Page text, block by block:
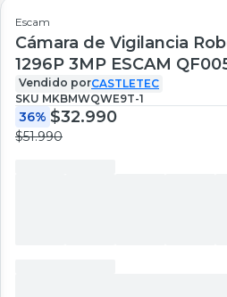
Escam
Cámara de Vigilancia
1296P 3MP ESCAM
Vendido porCASTLETEC
SKU MKBMWQWE9T-1
36% $32.990
$51.990